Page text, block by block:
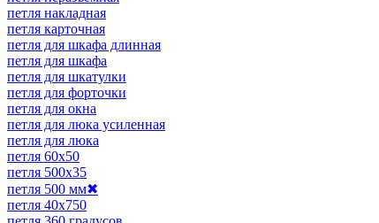
петля накладная
петля карточная
петля для шкафа длинная
петля для шкафа
петля для шкатулки
петля для форточки
петля для окна
петля для люка усиленная
петля для люка
петля 60х50
петля 500х35
петля 500 мм✖
петля 40х750